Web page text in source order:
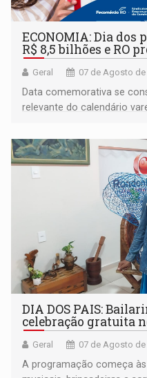
ECONOMIA: Dia
R$ 8,5 bilhões e RO
Geral 07 de Agosto de
Data comemorativa se
relevante do calendário
média do trabalhador
DIA DOS PAIS:
celebração gratuita
Geral 07 de Agosto de
A programação começa